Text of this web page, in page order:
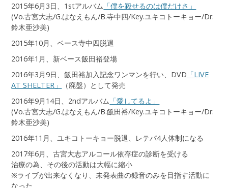
2015年6月3日、1stアルバム 「僕を殺せるのは僕だけさ」
(Vo.古宮大志/G.はなえもん/B.寺中四/Key.ユキコトーキョー/Dr.
鈴木亜沙美)
2015年10月、ベース寺中四脱退
2016年1月、新ベース飯田裕登場
2016年3月9日、飯田裕加入記念ワンマンを行い、DVD 「LIVE
AT SHELTER」
（廃盤）として発売
2016年9月14日、2ndアルバム 「愛してるよ」
(Vo.古宮大志/G.はなえもん/B.飯田裕/Key.ユキコトーキョー/Dr.
鈴木亜沙美)
2016年11月、ユキコトーキョー脱退、レテパ4人体制になる
2017年6月、古宮大志アルコール依存症の診断を受ける
治療の為、その後の活動は大幅に縮小
※ライブが出来なくなり、未発表曲の録音のみを目指す活動に
なった